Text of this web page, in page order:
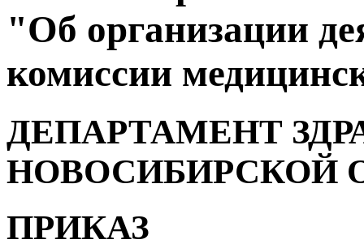
"Об организации
комиссии
ДЕПАРТАМЕНТ
НОВОСИБИРСКОЙ
ПРИКАЗ